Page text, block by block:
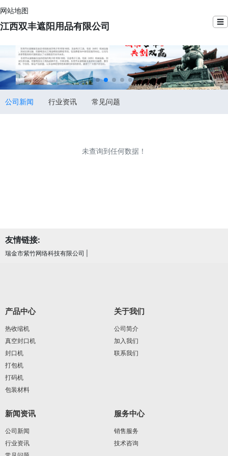
网站地图
江西双丰遮阳用品有限公司 ☰
公司新闻 行业资讯 常见问题
未查询到任何数据！
友情链接:
瑞金市紫竹网络科技有限公司
产品中心
热收缩机
真空封口机
封口机
打包机
打码机
包装材料
关于我们
公司简介
加入我们
联系我们
新闻资讯
公司新闻
行业资讯
服务中心
销售服务
技术咨询